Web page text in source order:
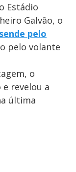
Estádio
Galvão, o
pelo
pelo volante
o
e revelou a
última